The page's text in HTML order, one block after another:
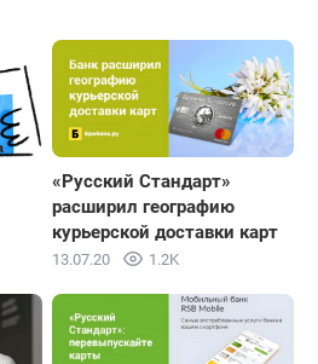
«Русский Стандарт»
расширил географию
курьерской доставки карт
13.07.20 1.2K